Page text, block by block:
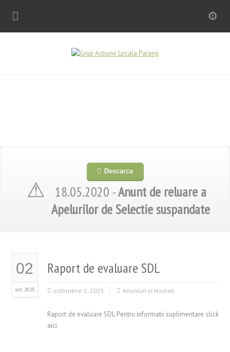
Descarca
18.05.2020 -Anunt de reluare a
Apelurilor de Selectie suspandate
02
oct. 2025
Raport de evaluare SDL
octombrie 2, 2025 Anunturi si Noutati
Raport de evaluare SDL Pentru informatii suplimentare click
aici.